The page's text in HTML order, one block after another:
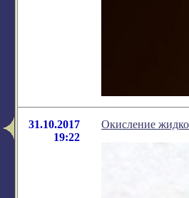
31.10.2017
19:22
Окисление